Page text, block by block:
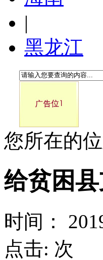
|
黑龙江
您所在的位
给贫困
时间：
点击: 次